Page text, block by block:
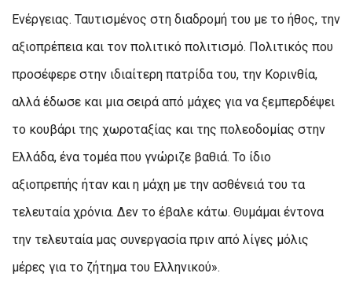
Ενέργειας. Ταυτισμένος στη διαδρομή του με το ήθος, την
αξιοπρέπεια και τον πολιτικό πολιτισμό. Πολιτικός που
προσέφερε στην ιδιαίτερη πατρίδα του, την Κορινθία,
αλλά έδωσε και μια σειρά από μάχες για να ξεμπερδέψει
το κουβάρι της χωροταξίας και της πολεοδομίας στην
Ελλάδα, ένα τομέα που γνώριζε βαθιά. Το ίδιο
αξιοπρεπής ήταν και η μάχη με την ασθένειά του τα
τελευταία χρόνια. Δεν το έβαλε κάτω. Θυμάμαι έντονα
την τελευταία μας συνεργασία πριν από λίγες μόλις
μέρες για το ζήτημα του Ελληνικού».